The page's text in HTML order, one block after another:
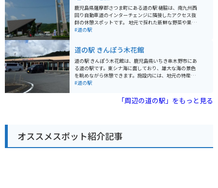
展望台もあり、絶景を眺めながら休憩することができま
す。 バイクで訪れる際は、道の駅から少し足を延ばし
て、桜島を一周する「桜島一周道路」を走ってみるのも
おすすめです。変化に富んだ景色を楽しみながら、爽快
ポイント】 * 桜島を間近に見ることができる * 地元の食
材を使ったグルメが楽しめる * 錦江湾を一望できる展望
台がある * バイクで桜島一周道路を走ることができる
鹿児島県薩摩郡さつま町にある道の駅 樋脇は、南九州西
回り自動車道のインターチェンジに隣接したアクセス抜
群の休憩スポットです。 地元で採れた新鮮な野菜や果物
が並ぶ農産物直売所は、旅の思い出に地元の味覚を味わ
使った料理など、地元グルメを堪能できます。 バイクで
訪れる際は、広々とした駐車場があるので安心です。ツ
ーリングの休憩地点として利用するのも良いでしょう。
周辺には、西郷隆盛ゆかりの史跡や、美しい自然を楽し
めるスポットなど、観光スポットも充実しています。 道
#道の駅
道の駅 きんぽう木花館
道の駅 きんぽう木花館は、鹿児島県いちき串木野市にあ
る道の駅です。東シナ海に面しており、雄大な海の景色
を眺めながら休憩できます。施設内には、地元の特産品
を販売する物産館や、新鮮な seafood が味わえるレスト
場があるので安心です。また、道の駅 きんぽう木花館
は、薩摩藩の初代藩主・島津家久公を祀る「金峰神社」
咲き誇る「冠岳花川砂防公園」など、観光スポットも点
在しています。道の駅できんぽう木花館で休憩し、錦江
湾周辺の観光を楽しむのはいかがでしょうか。
#道の駅
「周辺の道の駅」をもっと見る
オススメスポット紹介記事